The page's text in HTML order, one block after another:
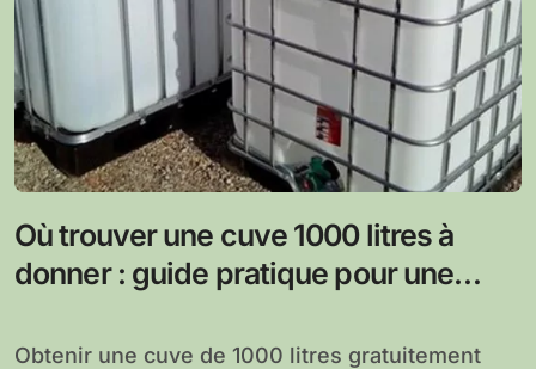
Où trouver une cuve 1000 litres à
donner : guide pratique pour une
Obtenir une cuve de 1000 litres gratuitement